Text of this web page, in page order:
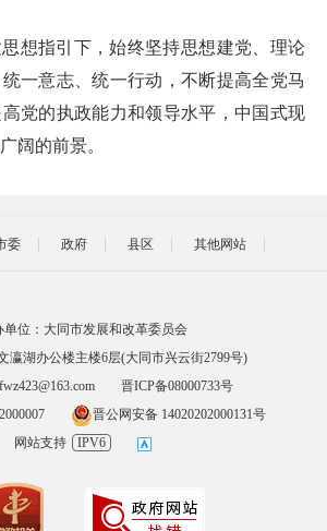
想指引下，始终坚持思想建党、理论
一意志、统一行动，不断提高全党马
党的执政能力和领导水平，中国式现
阔的前景。
委 政府 县区 其他网站
单位：大同市发展和改革委员会
瀛湖办公楼主楼6层(大同市兴云街2799号)
晋ICP备08000733号
晋公网安备 14020202000131号
网站支持
IPV6